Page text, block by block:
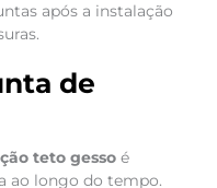
após a instalação
de
teto gessoé
ao longo do tempo.